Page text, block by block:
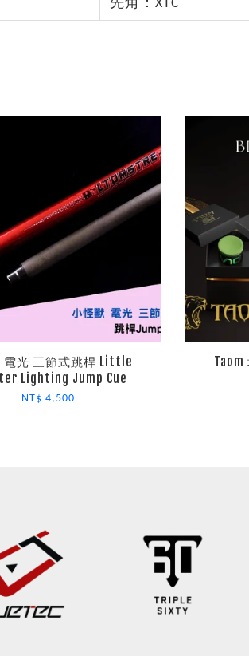
先角：XTC
電光 三節式跳桿 Little
Lighting Jump Cue
NT$ 4,500
Taom